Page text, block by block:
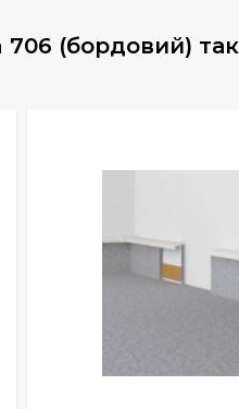
706 (бордовий)